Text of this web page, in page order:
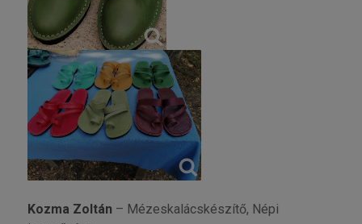
Kozma Zoltán – Mézeskalácskészítő, Népi